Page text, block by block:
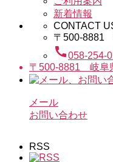
新着情報
CONTACT
〒500-8881
call058-254-
〒500-8881 岐阜
メール
お問い合わせ
RSS